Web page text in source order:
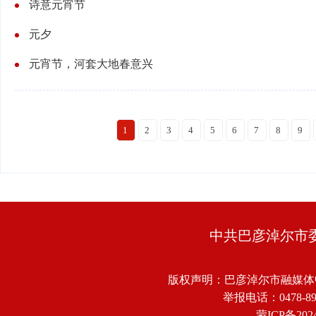
诗意元宵节
元夕
元宵节，河套大地春意兴
1 2 3 4 5 6 7 8 9
中共巴彦淖尔市
版权声明：巴彦淖尔市融媒
举报电话：0478-